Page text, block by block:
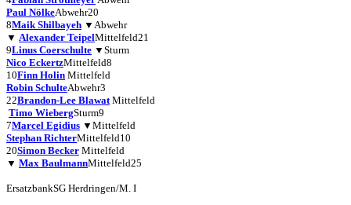
Paul NölkeAbwehr20
8Maik Shilbayeh ▼ Abwehr
▼ Alexander TeipelMittelfeld21
9Linus Coerschulte ▼ Sturm
Nico EckertzMittelfeld8
10Finn Holin Mittelfeld
Robin SchulteAbwehr3
22Brandon-Lee Blawat Mittelfeld
Timo WiebergSturm9
7Marcel Egidius ▼ Mittelfeld
Stephan RichterMittelfeld10
20Simon Becker Mittelfeld
▼ Max BaulmannMittelfeld25
ErsatzbankSG Herdringen/M. I